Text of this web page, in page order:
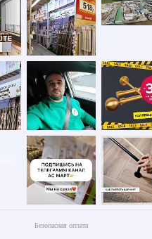
Безопасная оплата